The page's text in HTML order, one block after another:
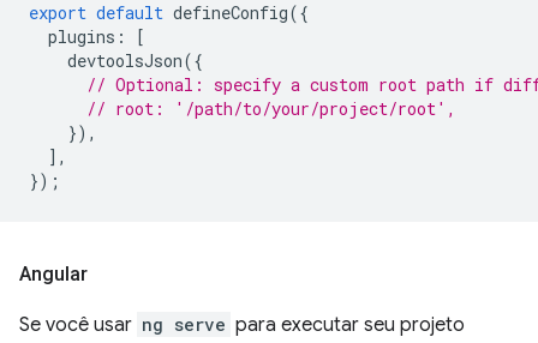
export default defineConfig({
plugins :
[
devtoolsJson({
// Optional: specify a custom root path if
// root: '/path/to/your/project/root',
}),
],
});
Angular
Se você usar ng serve para executar seu projeto